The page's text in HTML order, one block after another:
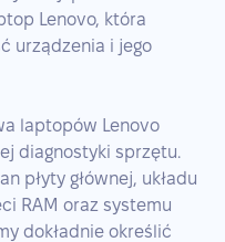
Lenovo, która
urządzenia i jego
laptopów Lenovo
diagnostyki sprzętu.
płyty głównej, układu
RAM oraz systemu
dokładnie określić